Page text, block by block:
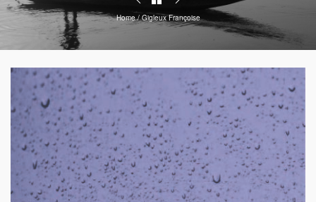
Home / Gigleux Françoise